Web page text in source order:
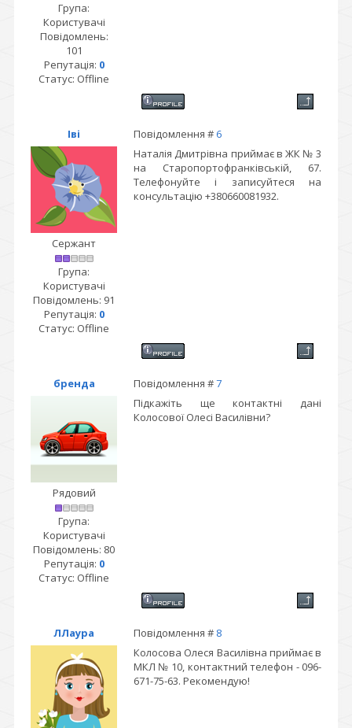
Група:
Користувачі
Повідомлень:
101
Репутація: 0
Статус: Offline
Іві Повідомлення # 6
Сержант
Група:
Користувачі
Повідомлень: 91
Репутація: 0
Статус: Offline
Наталія Дмитрівна приймає в ЖК № 3
на Старопортофранківській, 67.
Телефонуйте і записуйтеся на
консультацію +380660081932.
бренда Повідомлення #7
Рядовий
Група:
Користувачі
Повідомлень: 80
Репутація: 0
Статус: Offline
Підкажіть ще контактні дані
Колосової Олесі Василівни?
ЛЛаура Повідомлення # 8
Колосова Олеся Василівна приймає в
МКЛ № 10, контактний телефон - 096-
671-75-63. Рекомендую!